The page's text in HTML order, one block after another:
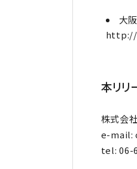
大
http://
本リリ
株式会
e-mail:
tel: 06-